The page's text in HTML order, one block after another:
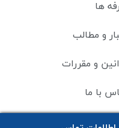
ها
و مطالب
و مقررات
با ما